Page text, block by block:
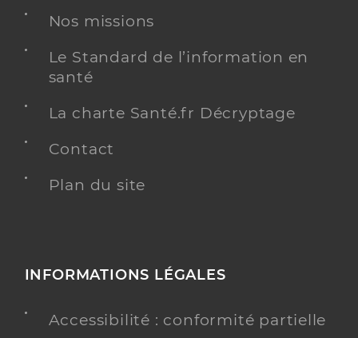
Nos missions
Le Standard de l’information en
santé
La charte Santé.fr Décryptage
Contact
Plan du site
INFORMATIONS LÉGALES
Accessibilité : conformité partielle